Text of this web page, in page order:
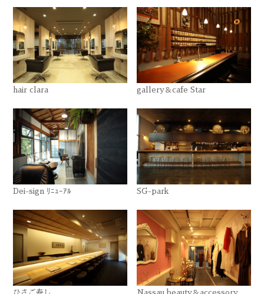
hair clara gallery＆cafe Star
Dei-sign ﾘﾆｭｰｱﾙ SG-park